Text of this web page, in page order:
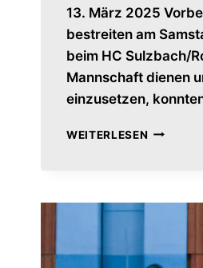
13. März 2025
bestreiten am
beim HC Sulzbach/
Mannschaft dienen
einzusetzen,
WEITERLESEN